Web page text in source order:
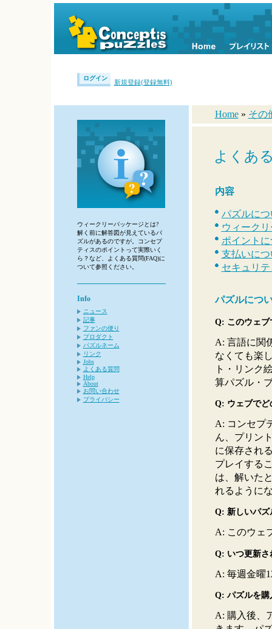
ログイン
新規登録(登録無料)
ウィークリーパッケージとは?
解く前に解答図が見えているパ
ズルがあるのですが。コンセプ
ティスのポイントって実際いく
ら？など、よくある質問(FAQ)に
ついて参照ください。
Info
ニュース
記事
ファンの便り
プロダクト
パズルネーム
リンク
Jobs
よくある質問
Help
About
お問い合わせ
プライバシー
Home » その
よくあ
内容
パズルにつ
ウィーク
ポイント
支払いにつ
セキュリ
パズルにつ
Q: このウェブ
A: 言語に関
なくても楽
ト・リンク
算パズル・
Q: ウェブでど
A: コンセプ
ん、プリン
に保存され
プレイする
は、解いた
れるように
Q: 新しいパズ
A: このウェ
Q: いつ更新さ
A: 毎週金曜
Q: パズルを購
A: 購入後、